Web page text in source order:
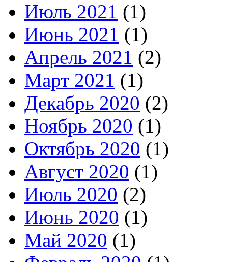
Июль 2021 (1)
Июнь 2021 (1)
Апрель 2021 (2)
Март 2021 (1)
Декабрь 2020 (2)
Ноябрь 2020 (1)
Октябрь 2020 (1)
Август 2020 (1)
Июль 2020 (2)
Июнь 2020 (1)
Май 2020 (1)